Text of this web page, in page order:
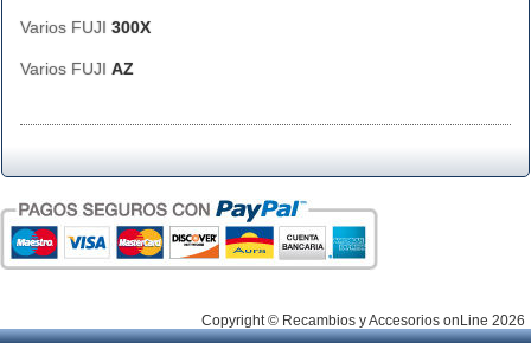
Varios FUJI 300X
Varios FUJI AZ
Copyright © Recambios y Accesorios onLine 2026